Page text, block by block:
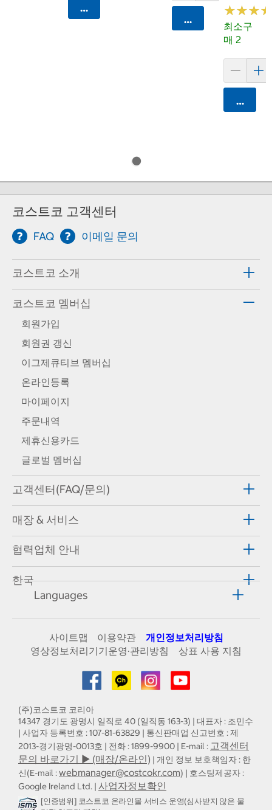
카트에 담기
카트에 담기
★★★
★★★
최소구
매 2
카트에
코스트코 고객센터
FAQ 이메일 문의
코스트코 소개
코스트코 멤버십
회원가입
회원권 갱신
이그제큐티브 멤버십
온라인등록
마이페이지
주문내역
제휴신용카드
글로벌 멤버십
고객센터(FAQ/문의)
매장 & 서비스
협력업체 안내
한국
Languages
사이트맵 이용약관
개인정보처리방침
영상정보처리기기운영·관리방침
상표 사용 지침
(주)코스트코 코리아
14347 경기도 광명시 일직로 40 (일직동 163-3) | 대표자 : 조민수
| 사업자 등록번호 : 107-81-63829 | 통신판매업 신고번호 : 제
2013-경기광명-0013호 | 전화 : 1899-9900 | E-mail : 고객센터
문의 바로가기 ▶ (매장/온라인) | 개인 정보 보호책임자 : 한
신(E-mail :webmanager@costcokr.com) | 호스팅제공자 :
Google Ireland Ltd. | 사업자정보확인
[인증범위] 코스트코 온라인몰 서비스 운영(심사받지 않은 물